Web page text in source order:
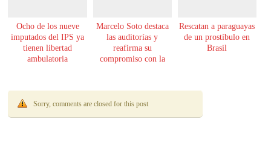
Ocho de los nueve
imputados del IPS ya
tienen libertad
ambulatoria
Marcelo Soto destaca
las auditorías y
reafirma su
compromiso con la
Rescatan a paraguayas
de un prostíbulo en
Brasil
Sorry, comments are closed for this post